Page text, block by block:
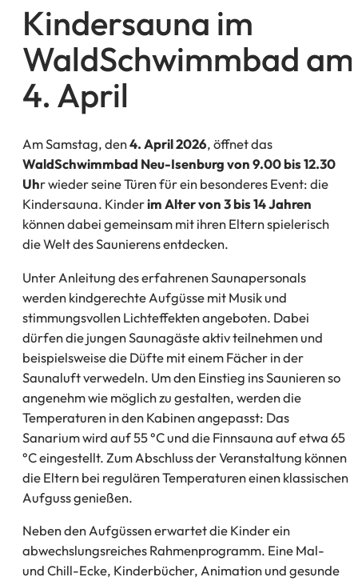
Kindersauna im
WaldSchwimmbad am
4. April
Am Samstag, den4. April 2026, öffnet das
WaldSchwimmbad Neu-Isenburg von 9.00 bis 12.30
Uhr wieder seine Türen für ein besonderes Event: die
Kindersauna. Kinderim Alter von 3 bis 14 Jahren
können dabei gemeinsam mit ihren Eltern spielerisch
die Welt des Saunierens entdecken.
Unter Anleitung des erfahrenen Saunapersonals
werden kindgerechte Aufgüsse mit Musik und
stimmungsvollen Lichteffekten angeboten. Dabei
dürfen die jungen Saunagäste aktiv teilnehmen und
beispielsweise die Düfte mit einem Fächer in der
Saunaluft verwedeln. Um den Einstieg ins Saunieren so
angenehm wie möglich zu gestalten, werden die
Temperaturen in den Kabinen angepasst: Das
Sanarium wird auf 55 °C und die Finnsauna auf etwa 65
°C eingestellt. Zum Abschluss der Veranstaltung können
die Eltern bei regulären Temperaturen einen klassischen
Aufguss genießen.
Neben den Aufgüssen erwartet die Kinder ein
abwechslungsreiches Rahmenprogramm. Eine Mal-
und Chill-Ecke, Kinderbücher, Animation und gesunde